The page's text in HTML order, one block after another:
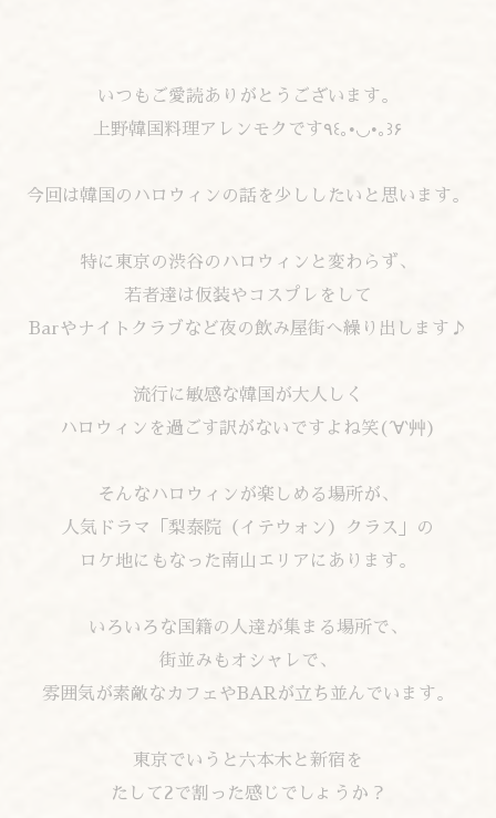
いつもご愛読ありがとうございます。
上野韓国料理アレンモクです٩꒰｡•◡•｡꒱۶
今回は韓国のハロウィンの話を少ししたいと思います。
特に東京の渋谷のハロウィンと変わらず、
若者達は仮装やコスプレをして
Barやナイトクラブなど夜の飲み屋街へ繰り出します♪
流行に敏感な韓国が大人しく
ハロウィンを過ごす訳がないですよね笑(´∀`艸)
そんなハロウィンが楽しめる場所が、
人気ドラマ「梨泰院（イテウォン）クラス」の
ロケ地にもなった南山エリアにあります。
いろいろな国籍の人達が集まる場所で、
街並みもオシャレで、
雰囲気が素敵なカフェやBARが立ち並んでいます。
東京でいうと六本木と新宿を
たして2で割った感じでしょうか？